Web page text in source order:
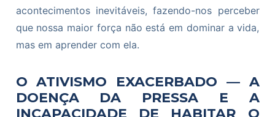
acontecimentos inevitáveis, fazendo-nos perceber
que nossa maior força não está em dominar a vida,
mas em aprender com ela.
O ATIVISMO EXACERBADO — A
DOENÇA DA PRESSA E A
INCAPACIDADE DE HABITAR O